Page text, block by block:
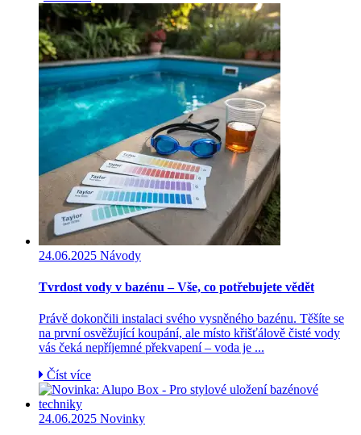
24.06.2025 Návody
Tvrdost vody v bazénu – Vše, co potřebujete vědět
Právě dokončili instalaci svého vysněného bazénu. Těšíte se
na první osvěžující koupání, ale místo křišťálově čisté vody
vás čeká nepříjemné překvapení – voda je ...
Číst více
24.06.2025 Novinky